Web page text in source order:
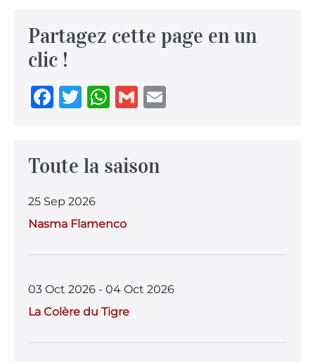
Partagez cette page en un
clic !
F
e
o
o
k
T
te
W
s
p
G
l
Toute la saison
25 Sep 2026
Nasma Flamenco
03 Oct 2026 - 04 Oct 2026
La Colère du Tigre